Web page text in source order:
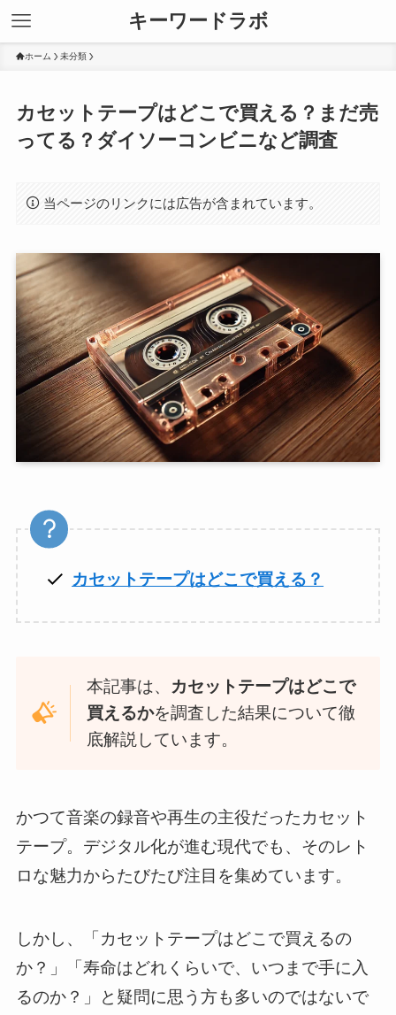
キーワードラボ
ホーム 未分類
カセットテープはどこで買える？まだ売
ってる？ダイソーコンビニなど調査
当ページのリンクには広告が含まれています。
カセットテープはどこで買える？
本記事は、
カセットテープはどこで
買えるかを調査した結果について徹
底解説しています。
かつて音楽の録音や再生の主役だったカセット
テープ。デジタル化が進む現代でも、そのレト
ロな魅力からたびたび注目を集めています。
しかし、「カセットテープはどこで買えるの
か？」「寿命はどれくらいで、いつまで手に入
るのか？」と疑問に思う方も多いのではないで